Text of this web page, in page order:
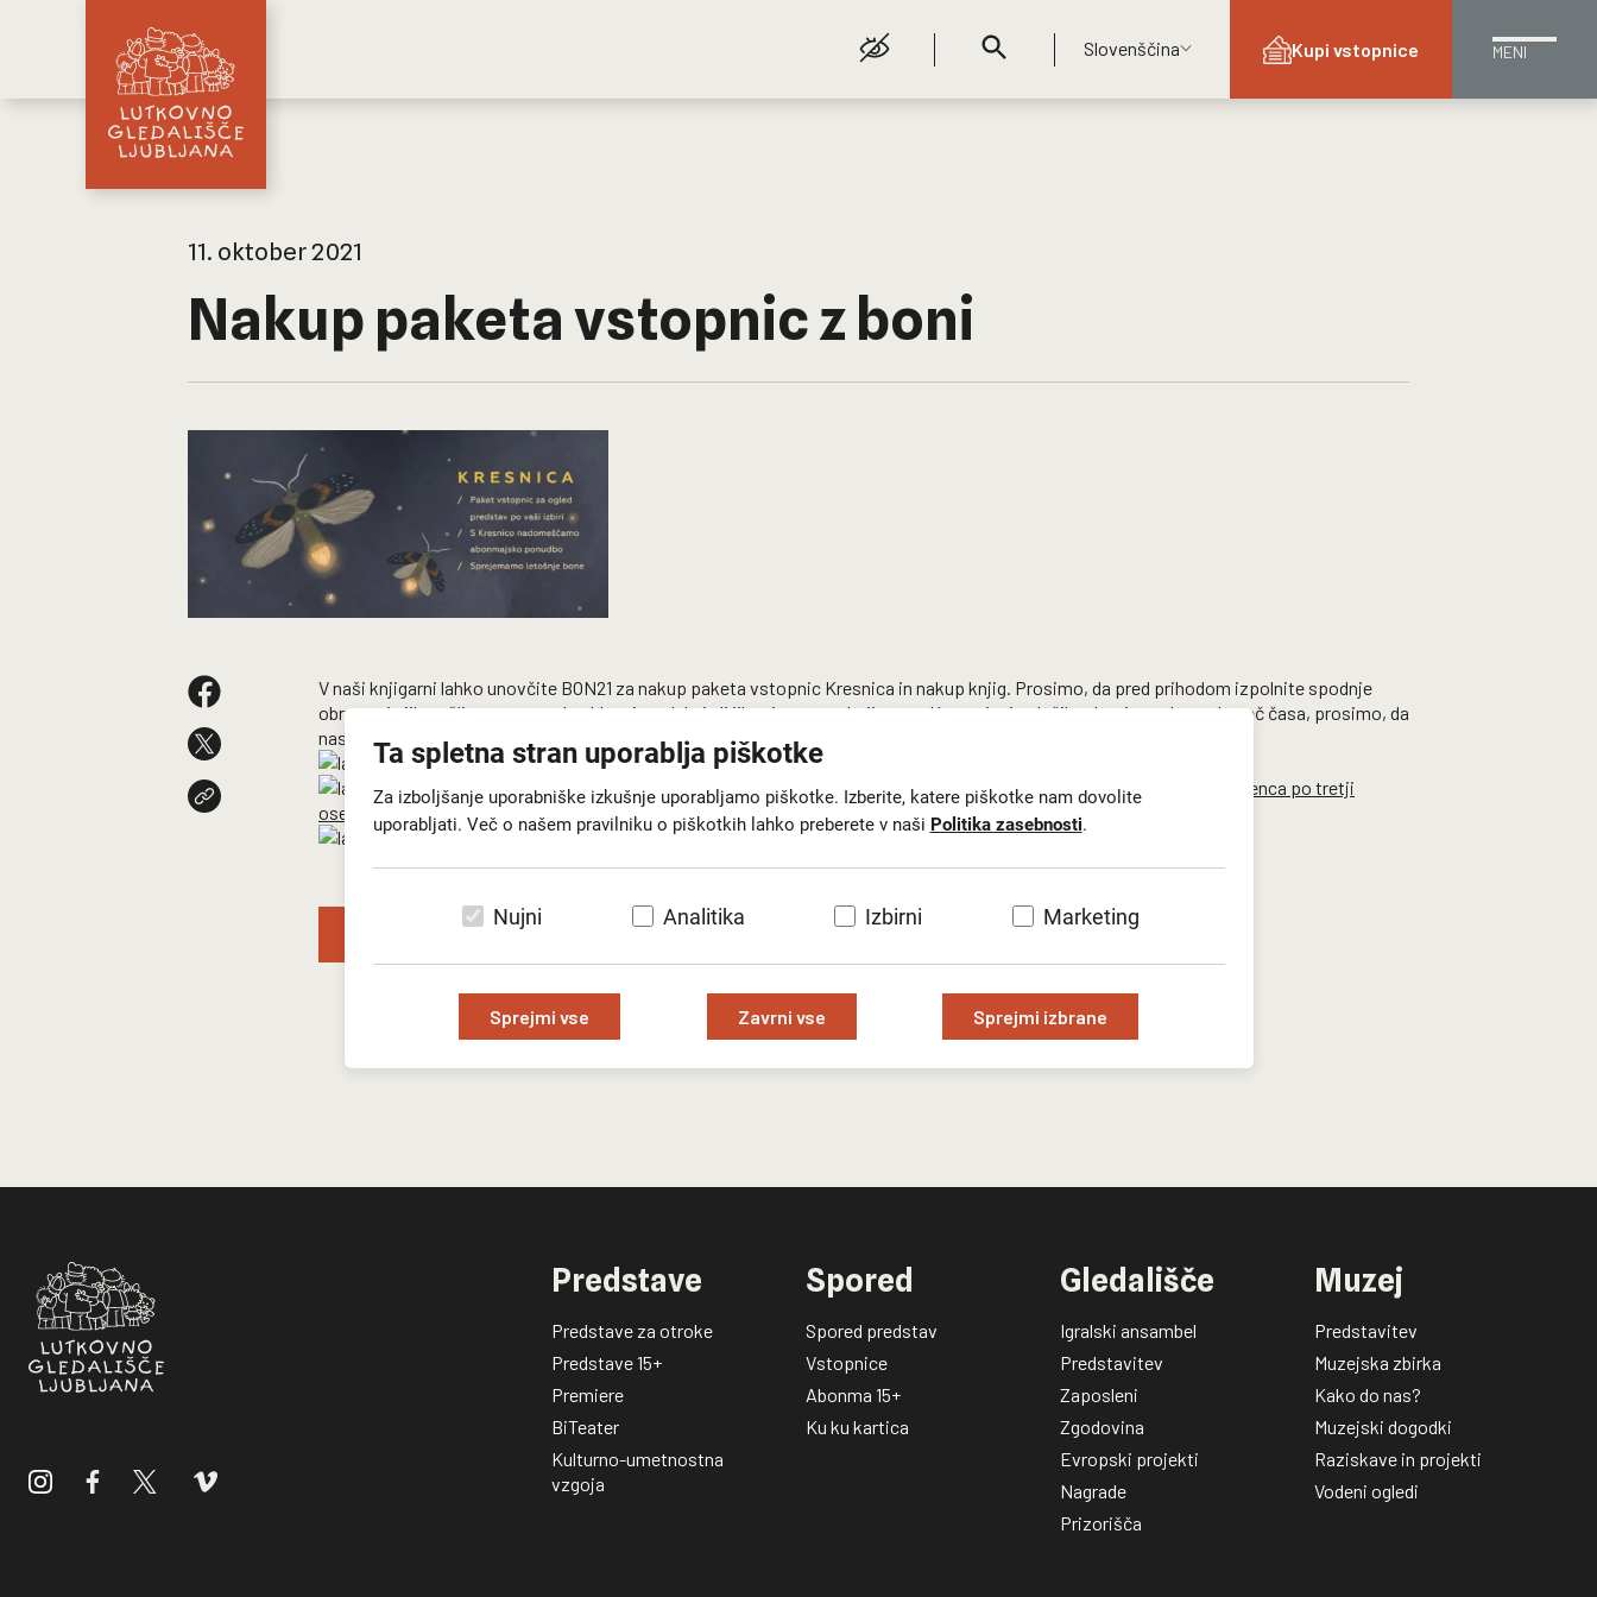
Ta spletna stran uporablja piškotke
Za izboljšanje uporabniške izkušnje uporabljamo piškotke. Izberite, katere piškotke nam dovolite
uporabljati. Več o našem pravilniku o piškotkih lahko preberete v naši Politika zasebnosti.
Nujni Analitika Izbirni Marketing
Sprejmi vse Zavrni vse Sprejmi izbrane
Slovenščina Kupi vstopnice MENI
11. oktober 2021
Nakup paketa vstopnic z boni
V naši knjigarni lahko unovčite BON21 za nakup paketa vstopnic Kresnica in nakup knjig. Prosimo, da pred prihodom izpolnite spodnje
obrazce in jih pošljete na e-naslov blagajna@lgl.si ali jih prinesete v knjigarno. Ker urejanje plačila z boni poteka malo več časa, prosimo, da
nas ne obiščete tik pred predstavo.
Potrditev unovčitve bona
Izjava zakonitega zastopnika oziroma skrbnika za unovčitev bona upravičenca po tretji
osebi
(21.6 KB)
Izjava upravičenca o prenosu bona(22.1 KB)
Nazaj na seznam novic
Predstave
Predstave za otroke
Predstave 15+
Premiere
BiTeater
Kulturno-umetnostna
vzgoja
Spored
Spored predstav
Vstopnice
Abonma 15+
Ku ku kartica
Gledališče
Igralski ansambel
Predstavitev
Zaposleni
Zgodovina
Evropski projekti
Nagrade
Prizorišča
Muzej
Predstavitev
Muzejska zbirka
Kako do nas?
Muzejski dogodki
Raziskave in projekti
Vodeni ogledi